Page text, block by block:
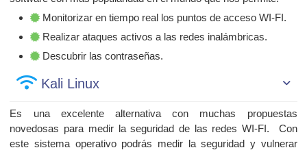
Monitorizar en tiempo real los puntos de acceso WI-FI.
Realizar ataques activos a las redes inalámbricas.
Descubrir las contraseñas.
Kali Linux
Es una excelente alternativa con muchas propuestas
novedosas para medir la seguridad de las redes WI-FI. Con
este sistema operativo podrás medir la seguridad y vulnerar